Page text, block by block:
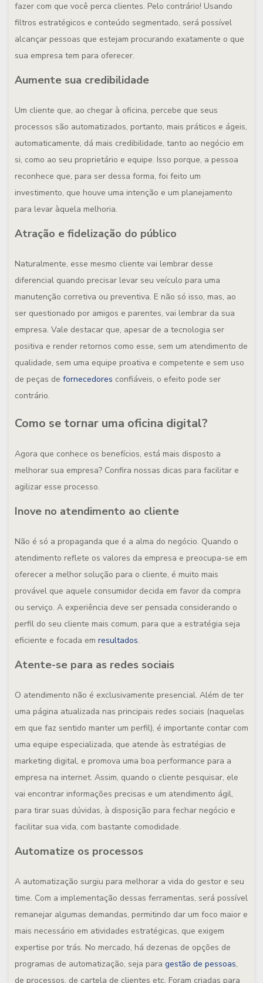
fazer com que você perca clientes. Pelo contrário! Usando
filtros estratégicos e conteúdo segmentado, será possível
alcançar pessoas que estejam procurando exatamente o que
sua empresa tem para oferecer.
Aumente sua credibilidade
Um cliente que, ao chegar à oficina, percebe que seus
processos são automatizados, portanto, mais práticos e ágeis,
automaticamente, dá mais credibilidade, tanto ao negócio em
si, como ao seu proprietário e equipe. Isso porque, a pessoa
reconhece que, para ser dessa forma, foi feito um
investimento, que houve uma intenção e um planejamento
para levar àquela melhoria.
Atração e fidelização do público
Naturalmente, esse mesmo cliente vai lembrar desse
diferencial quando precisar levar seu veículo para uma
manutenção corretiva ou preventiva. E não só isso, mas, ao
ser questionado por amigos e parentes, vai lembrar da sua
empresa. Vale destacar que, apesar de a tecnologia ser
positiva e render retornos como esse, sem um atendimento de
qualidade, sem uma equipe proativa e competente e sem uso
de peças de fornecedores confiáveis, o efeito pode ser
contrário.
Como se tornar uma oficina digital?
Agora que conhece os benefícios, está mais disposto a
melhorar sua empresa? Confira nossas dicas para facilitar e
agilizar esse processo.
Inove no atendimento ao cliente
Não é só a propaganda que é a alma do negócio. Quando o
atendimento reflete os valores da empresa e preocupa-se em
oferecer a melhor solução para o cliente, é muito mais
provável que aquele consumidor decida em favor da compra
ou serviço. A experiência deve ser pensada considerando o
perfil do seu cliente mais comum, para que a estratégia seja
eficiente e focada em resultados.
Atente-se para as redes sociais
O atendimento não é exclusivamente presencial. Além de ter
uma página atualizada nas principais redes sociais (naquelas
em que faz sentido manter um perfil), é importante contar com
uma equipe especializada, que atende às estratégias de
marketing digital, e promova uma boa performance para a
empresa na internet. Assim, quando o cliente pesquisar, ele
vai encontrar informações precisas e um atendimento ágil,
para tirar suas dúvidas, à disposição para fechar negócio e
facilitar sua vida, com bastante comodidade.
Automatize os processos
A automatização surgiu para melhorar a vida do gestor e seu
time. Com a implementação dessas ferramentas, será possível
remanejar algumas demandas, permitindo dar um foco maior e
mais necessário em atividades estratégicas, que exigem
expertise por trás. No mercado, há dezenas de opções de
programas de automatização, seja para gestão de pessoas,
de processos, de cartela de clientes etc. Foram criadas para